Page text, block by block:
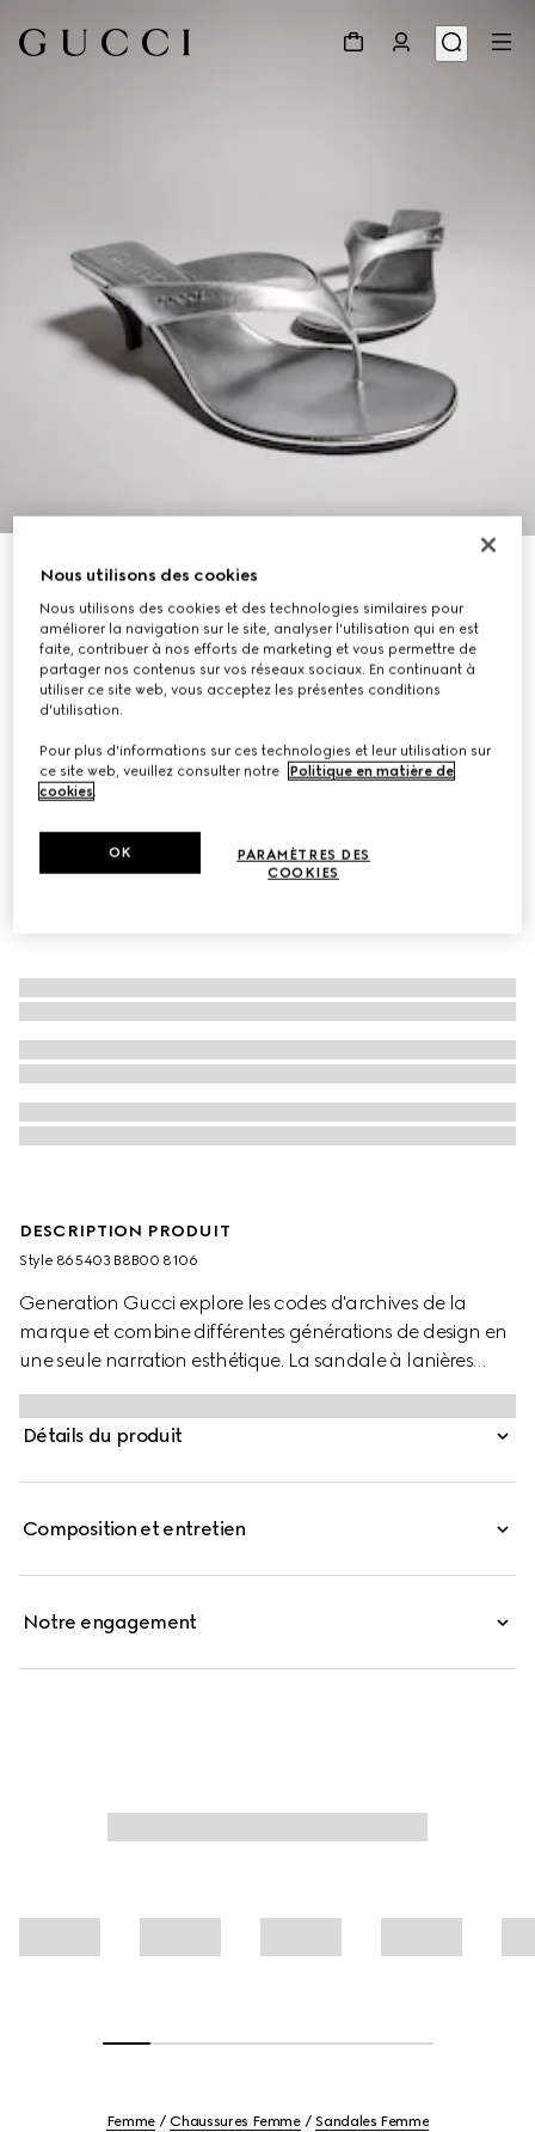
Tongs Vittoria pour femme
€ 820
Déclinaisonscuir argenté métallisé
DESCRIPTION PRODUIT
Style ‎865403 B8B00 8106
Generation Gucci explore les codes d'archives de la
marque et combine différentes générations de design en
une seule narration esthétique. La sandale à lanières
Vittoria met en valeur un style décontracté, dotée d'un
talon sculpté pour une élégance sans effort qui inspire
son nom. Confectionné en cuir métallisé, ce style est
Détails du produit
Composition et entretien
Notre engagement
Femme Chaussures Femme Sandales Femme
Nous utilisons des cookies
Nous utilisons des cookies et des technologies similaires pour
améliorer la navigation sur le site, analyser l'utilisation qui en est
faite, contribuer à nos efforts de marketing et vous permettre de
partager nos contenus sur vos réseaux sociaux. En continuant à
utiliser ce site web, vous acceptez les présentes conditions
d'utilisation.
Pour plus d'informations sur ces technologies et leur utilisation sur
ce site web, veuillez consulter notre
Politique en matière de
cookies.
PARAMÈTRES DES
COOKIES
OK